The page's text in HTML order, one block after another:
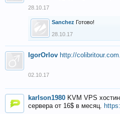
28.10.17
Sanchez Готово!
28.10.17
IgorOrlov http://
02.10.17
karlson1980 KVM VPS
сервера от 16$ в месяц.